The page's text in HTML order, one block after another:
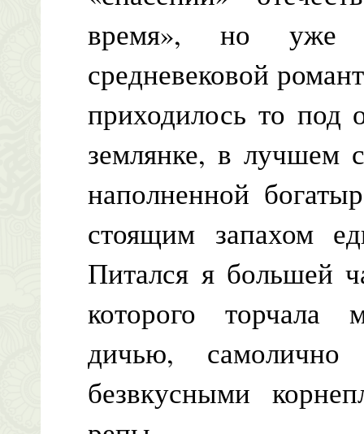
время», но уже
средневековой
приходилось то
землянке, в лучшем
наполненной
стоящим запахом
Питался я большей
которого торчала
дичью,
безвкусными